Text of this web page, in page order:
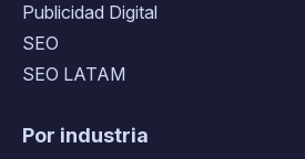
Publicidad Digital
SEO
SEO LATAM
Por industria